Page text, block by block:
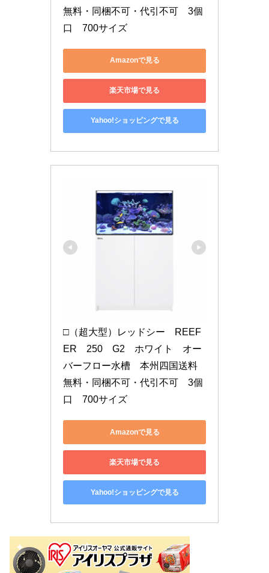
無料・同梱不可・代引不可　3個
口　700サイズ
Amazonで見る
楽天市場で見る
Yahoo!ショッピングで見る
□（超大型）レッドシー　REEF
ER　250　G2　ホワイト　オー
バーフロー水槽　本州四国送料
無料・同梱不可・代引不可　3個
口　700サイズ
Amazonで見る
楽天市場で見る
Yahoo!ショッピングで見る